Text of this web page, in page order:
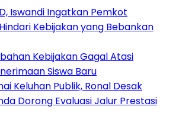
Iswandi Ingatkan Pemkot
Kebijakan yang Bebankan
Kebijakan Gagal Atasi
Siswa Baru
Keluhan Publik, Ronal Desak
Dorong Evaluasi Jalur Prestasi